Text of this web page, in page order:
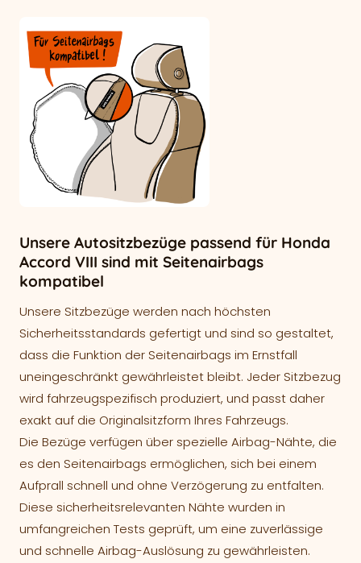
Unsere Autositzbezüge passend für Honda
Accord VIII sind mit Seitenairbags
kompatibel
Unsere Sitzbezüge werden nach höchsten
Sicherheitsstandards gefertigt und sind so gestaltet,
dass die Funktion der Seitenairbags im Ernstfall
uneingeschränkt gewährleistet bleibt. Jeder Sitzbezug
wird fahrzeugspezifisch produziert, und passt daher
exakt auf die Originalsitzform Ihres Fahrzeugs.
Die Bezüge verfügen über spezielle Airbag-Nähte, die
es den Seitenairbags ermöglichen, sich bei einem
Aufprall schnell und ohne Verzögerung zu entfalten.
Diese sicherheitsrelevanten Nähte wurden in
umfangreichen Tests geprüft, um eine zuverlässige
und schnelle Airbag-Auslösung zu gewährleisten.